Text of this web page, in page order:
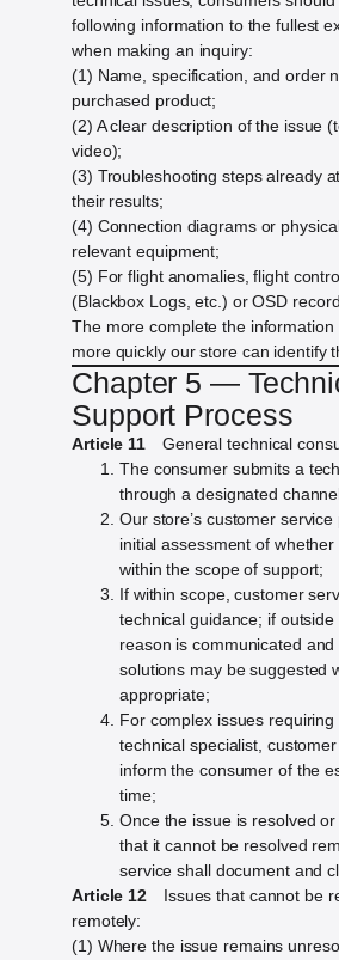
following information to the fullest
when making an inquiry:
(1) Name, specification, and order
purchased product;
(2) A clear description of the issue
video);
(3) Troubleshooting steps already
their results;
(4) Connection diagrams or
relevant equipment;
(5) For flight anomalies, flight
(Blackbox Logs, etc.) or OSD
The more complete the information
more quickly our store can identify
Chapter 5 —
Support Process
Article 11 General technical
The consumer submits a
through a designated
Our store’s customer
initial assessment of
within the scope of support;
If within scope, customer
technical guidance; if
reason is communicated
solutions may be suggested
appropriate;
For complex issues
technical specialist,
inform the consumer of the
time;
Once the issue is resolved
that it cannot be resolved
service shall document and
Article 12 Issues that cannot be
remotely:
(1) Where the issue remains